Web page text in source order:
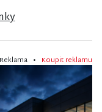
Reklama • Koupit reklamu